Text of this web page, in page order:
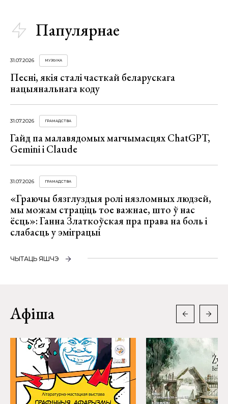
Папулярнае
31.07.2026 МУЗЫКА
Песні, якія сталі часткай беларускага
нацыянальнага коду
31.07.2026 ГРАМАДСТВА
Гайд па малавядомых магчымасцях ChatGPT,
Gemini і Claude
31.07.2026 ГРАМАДСТВА
«Граючы бязглуздыя ролі нязломных людзей,
мы можам страціць тое важнае, што ў нас
ёсць»: Ганна Златкоўская пра права на боль і
слабасць у эміграцыі
ЧЫТАЦЬ ЯШЧЭ
Афіша